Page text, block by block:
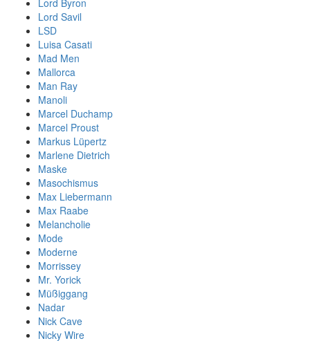
Lord Savil
LSD
Luisa Casati
Mad Men
Mallorca
Man Ray
Manoli
Marcel Duchamp
Marcel Proust
Markus Lüpertz
Marlene Dietrich
Maske
Masochismus
Max Liebermann
Max Raabe
Melancholie
Mode
Moderne
Morrissey
Mr. Yorick
Müßiggang
Nadar
Nick Cave
Nicky Wire